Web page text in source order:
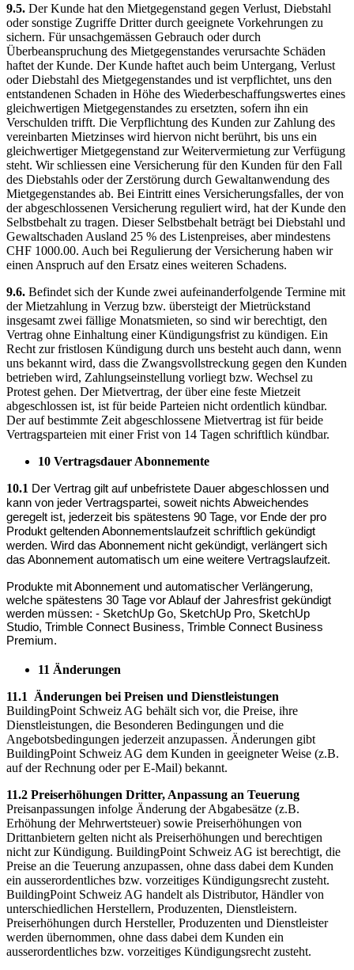
9.5. Der Kunde hat den Mietgegenstand gegen Verlust, Diebstahl
oder sonstige Zugriffe Dritter durch geeignete Vorkehrungen zu
sichern. Für unsachgemässen Gebrauch oder durch
Überbeanspruchung des Mietgegenstandes verursachte Schäden
haftet der Kunde. Der Kunde haftet auch beim Untergang, Verlust
oder Diebstahl des Mietgegenstandes und ist verpflichtet, uns den
entstandenen Schaden in Höhe des Wiederbeschaffungswertes eines
gleichwertigen Mietgegenstandes zu ersetzten, sofern ihn ein
Verschulden trifft. Die Verpflichtung des Kunden zur Zahlung des
vereinbarten Mietzinses wird hiervon nicht berührt, bis uns ein
gleichwertiger Mietgegenstand zur Weitervermietung zur Verfügung
steht. Wir schliessen eine Versicherung für den Kunden für den Fall
des Diebstahls oder der Zerstörung durch Gewaltanwendung des
Mietgegenstandes ab. Bei Eintritt eines Versicherungsfalles, der von
der abgeschlossenen Versicherung reguliert wird, hat der Kunde den
Selbstbehalt zu tragen. Dieser Selbstbehalt beträgt bei Diebstahl und
Gewaltschaden Ausland 25 % des Listenpreises, aber mindestens
CHF 1000.00. Auch bei Regulierung der Versicherung haben wir
einen Anspruch auf den Ersatz eines weiteren Schadens.
9.6. Befindet sich der Kunde zwei aufeinanderfolgende Termine mit
der Mietzahlung in Verzug bzw. übersteigt der Mietrückstand
insgesamt zwei fällige Monatsmieten, so sind wir berechtigt, den
Vertrag ohne Einhaltung einer Kündigungsfrist zu kündigen. Ein
Recht zur fristlosen Kündigung durch uns besteht auch dann, wenn
uns bekannt wird, dass die Zwangsvollstreckung gegen den Kunden
betrieben wird, Zahlungseinstellung vorliegt bzw. Wechsel zu
Protest gehen. Der Mietvertrag, der über eine feste Mietzeit
abgeschlossen ist, ist für beide Parteien nicht ordentlich kündbar.
Der auf bestimmte Zeit abgeschlossene Mietvertrag ist für beide
Vertragsparteien mit einer Frist von 14 Tagen schriftlich kündbar.
10 Vertragsdauer Abonnemente
10.1 Der Vertrag gilt auf unbefristete Dauer abgeschlossen und
kann von jeder Vertragspartei, soweit nichts Abweichendes
geregelt ist, jederzeit bis spätestens 90 Tage, vor Ende der pro
Produkt geltenden Abonnementslaufzeit schriftlich gekündigt
werden. Wird das Abonnement nicht gekündigt, verlängert sich
das Abonnement automatisch um eine weitere Vertragslaufzeit.
Produkte mit Abonnement und automatischer Verlängerung,
welche spätestens 30 Tage vor Ablauf der Jahresfrist gekündigt
werden müssen: - SketchUp Go, SketchUp Pro, SketchUp
Studio, Trimble Connect Business, Trimble Connect Business
Premium.
11 Änderungen
11.1 Änderungen bei Preisen und Dienstleistungen
BuildingPoint Schweiz AG behält sich vor, die Preise, ihre
Dienstleistungen, die Besonderen Bedingungen und die
Angebotsbedingungen jederzeit anzupassen. Änderungen gibt
BuildingPoint Schweiz AG dem Kunden in geeigneter Weise (z.B.
auf der Rechnung oder per E-Mail) bekannt.
11.2 Preiserhöhungen Dritter, Anpassung an Teuerung
Preisanpassungen infolge Änderung der Abgabesätze (z.B.
Erhöhung der Mehrwertsteuer) sowie Preiserhöhungen von
Drittanbietern gelten nicht als Preiserhöhungen und berechtigen
nicht zur Kündigung. BuildingPoint Schweiz AG ist berechtigt, die
Preise an die Teuerung anzupassen, ohne dass dabei dem Kunden
ein ausserordentliches bzw. vorzeitiges Kündigungsrecht zusteht.
BuildingPoint Schweiz AG handelt als Distributor, Händler von
unterschiedlichen Herstellern, Produzenten, Dienstleistern.
Preiserhöhungen durch Hersteller, Produzenten und Dienstleister
werden übernommen, ohne dass dabei dem Kunden ein
ausserordentliches bzw. vorzeitiges Kündigungsrecht zusteht.